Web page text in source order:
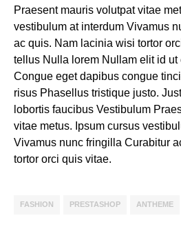
Praesent mauris volutpat vitae
vestibulum at interdum Vivamus
ac quis. Nam lacinia wisi tortor
tellus Nulla lorem Nullam elit id ut
Congue eget dapibus congue
risus Phasellus tristique justo.
lobortis faucibus Vestibulum
vitae metus. Ipsum cursus
Vivamus nunc fringilla Curabitur
tortor orci quis vitae.
FASHION PRESTASHOP ANTHEME